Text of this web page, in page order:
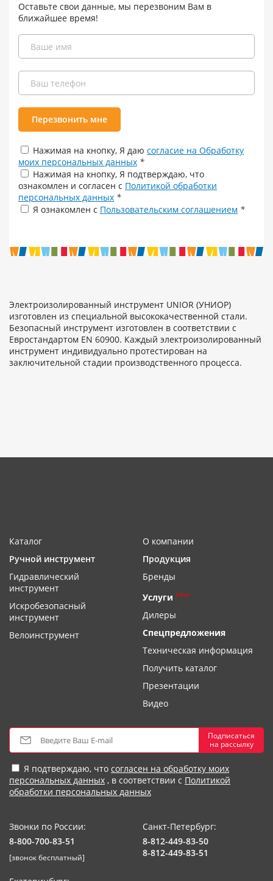
Оставьте свои данные, мы перезвоним Вам в
ближайшее время!
Перезвонить мне
Нажимая на кнопку, Я даю согласие на Обработку
моих персональных данных *
Нажимая на кнопку, Я подтверждаю, что
ознакомлен и согласен с Политикой обработки
персональных данных *
Я ознакомлен с Пользовательским соглашением *
Электроизолированный инструмент UNIOR (УНИОР)
изготовлен из специальной высококачественной стали.
Безопасный инструмент изготовлен в соответствии с
Евростандартом EN 60900. Каждый электроизолированный
инструмент индивидуально протестирован на
заключительной стадии производственного процесса.
Каталог
Ручной инструмент
Гидравлический
инструмент
Искробезопасный
инструмент
Велоинструмент
О компании
Продукция
Бренды
Услуги new
Дилеры
Спецпредложения
Техническая информация
Получить каталог
Презентации
Видео
Подписаться
на рассылку
Я подтверждаю, что согласен на обработку моих
персональных данных , в соответствии с Политикой
обработки персональных данных
Звонки по России:
8-800-700-83-51
[звонок бесплатный]
Санкт-Петербург:
8-812-449-83-50
8-812-449-83-51